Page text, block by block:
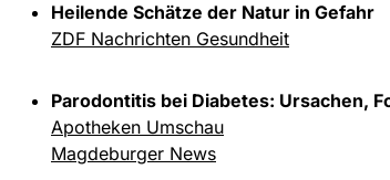
Heilende Schätze der Natur in Gefahr
ZDF Nachrichten Gesundheit
Parodontitis bei Diabetes: Ursachen,
Apotheken Umschau
Magdeburger News